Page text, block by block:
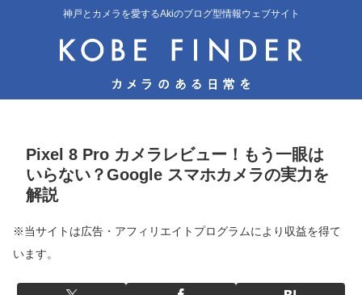
神戸とカメラを愛するAkiのブログ型情報ウェブサイト
Pixel 8 Pro カメラレビュー！もう一眼は
いらない？Google スマホカメラの実力を
解説
※当サイトは広告・アフィリエイトプログラムにより収益を得て
います。